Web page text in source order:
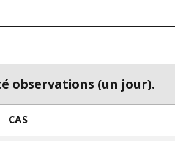
observations (un jour).
CAS